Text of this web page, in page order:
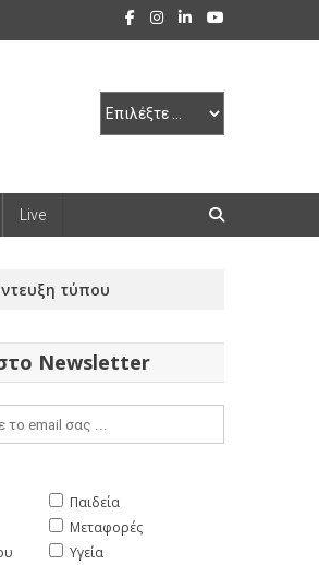
Live
τύπου
Newsletter
Παιδεία
Μεταφορές
Υγεία